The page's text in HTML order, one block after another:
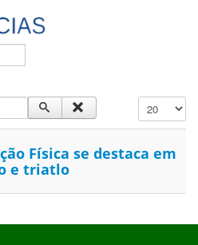
Exibir #
Física se destaca em
e triatlo